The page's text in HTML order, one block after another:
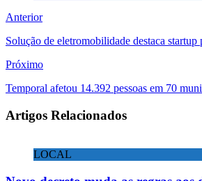
Anterior
Solução de eletromobilidade destaca startup
Próximo
Temporal afetou 14.392 pessoas em 70
Artigos Relacionados
LOCAL